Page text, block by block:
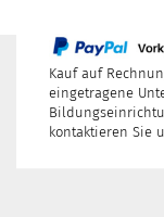
Kauf auf
eingetragene
kontaktieren Sie